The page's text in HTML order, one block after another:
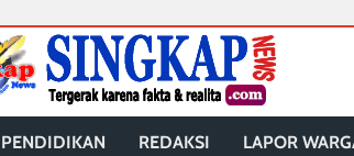
PENDIDIKAN REDAKSI LAPOR